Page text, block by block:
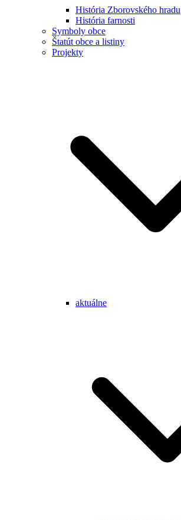
História Zborovského hradu
História farnosti
Symboly obce
Štatút obce a listiny
Projekty
aktuálne